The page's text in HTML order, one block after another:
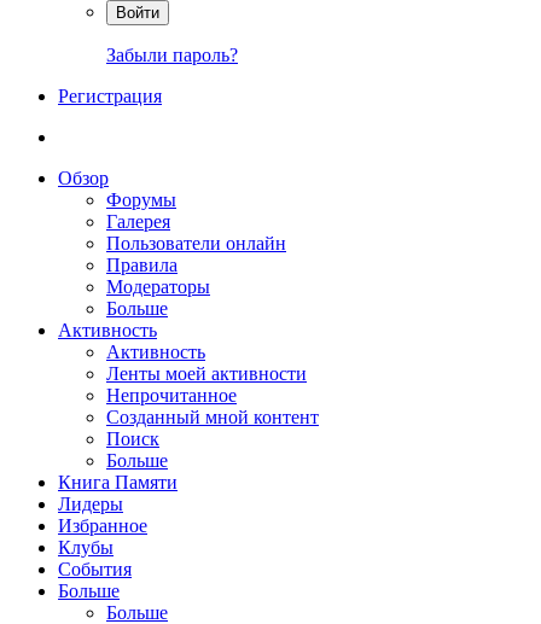
Войти
Забыли пароль?
Регистрация
Обзор
Форумы
Галерея
Пользователи онлайн
Правила
Модераторы
Больше
Активность
Активность
Ленты моей активности
Непрочитанное
Созданный мной контент
Поиск
Больше
Книга Памяти
Лидеры
Избранное
Клубы
События
Больше
Больше